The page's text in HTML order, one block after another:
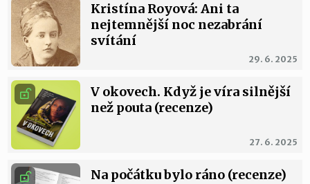
29. 6. 2025
Kristína Royová: Ani ta
nejtemnější noc nezabrání
svítání
27. 6. 2025
V okovech. Když je víra silnější
než pouta (recenze)
Na počátku bylo ráno (recenze)